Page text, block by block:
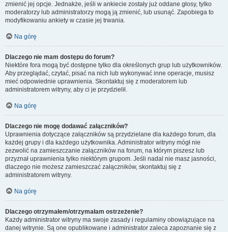
zmienić jej opcje. Jednakże, jeśli w ankiecie zostały już oddane głosy, tylko
moderatorzy lub administratorzy mogą ją zmienić, lub usunąć. Zapobiega to
modyfikowaniu ankiety w czasie jej trwania.
Na górę
Dlaczego nie mam dostępu do forum?
Niektóre fora mogą być dostępne tylko dla określonych grup lub użytkowników.
Aby przeglądać, czytać, pisać na nich lub wykonywać inne operacje, musisz
mieć odpowiednie uprawnienia. Skontaktuj się z moderatorem lub
administratorem witryny, aby ci je przydzielił.
Na górę
Dlaczego nie mogę dodawać załączników?
Uprawnienia dotyczące załączników są przydzielane dla każdego forum, dla
każdej grupy i dla każdego użytkownika. Administrator witryny mógł nie
zezwolić na zamieszczanie załączników na forum, na którym piszesz lub
przyznał uprawnienia tylko niektórym grupom. Jeśli nadal nie masz jasności,
dlaczego nie możesz zamieszczać załączników, skontaktuj się z
administratorem witryny.
Na górę
Dlaczego otrzymałem/otrzymałam ostrzeżenie?
Każdy administrator witryny ma swoje zasady i regulaminy obowiązujące na
danej witrynie. Są one opublikowane i administrator zaleca zapoznanie się z